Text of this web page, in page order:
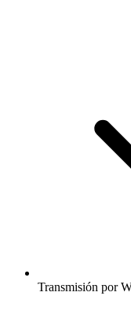
Transmisión por